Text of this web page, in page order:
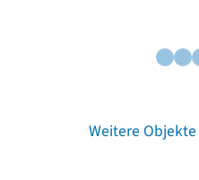
Weitere Objekte